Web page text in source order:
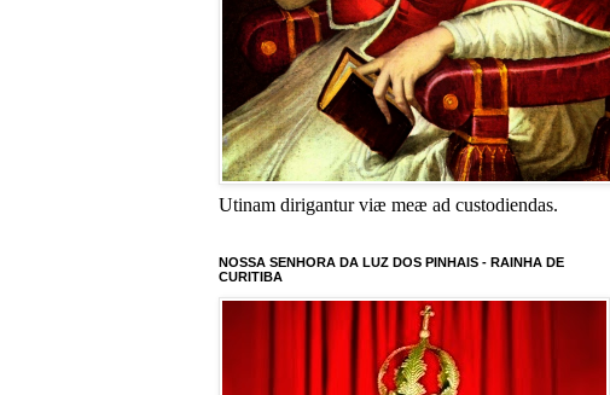
Utinam dirigantur viæ meæ ad custodiendas.
NOSSA SENHORA DA LUZ DOS PINHAIS - RAINHA DE
CURITIBA